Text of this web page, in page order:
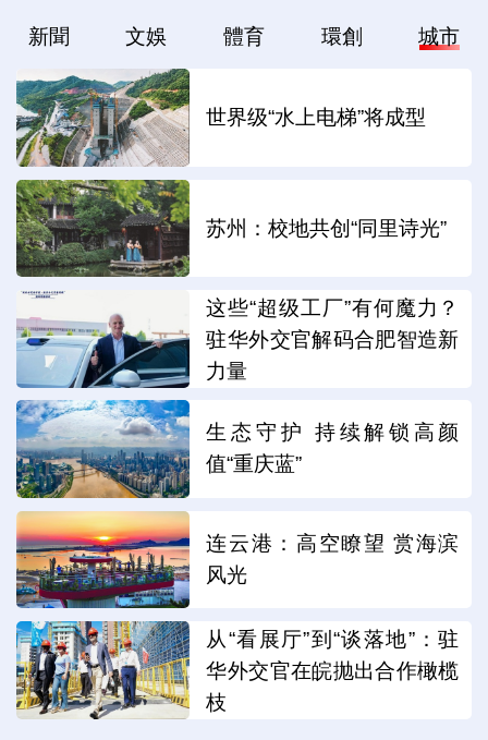
新聞 文娛 體育 環創 城市
世界级“水上电梯”将成型
苏州：校地共创“同里诗光”
这些“超级工厂”有何魔力？
驻华外交官解码合肥智造新
力量
生态守护 持续解锁高颜
值“重庆蓝”
连云港：高空瞭望 赏海滨
风光
从“看展厅”到“谈落地”：驻
华外交官在皖抛出合作橄榄
枝